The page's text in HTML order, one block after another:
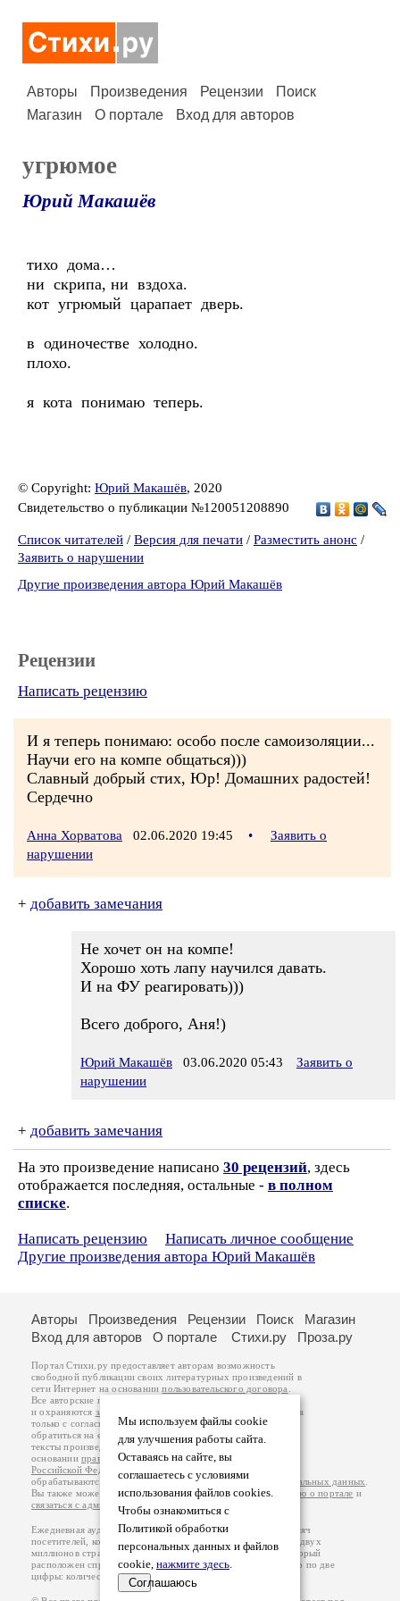
Авторы Произведения Рецензии
Поиск
Магазин
О портале Вход для авторов
угрюмое
Юрий Макашёв
тихо дома…
ни скрипа, ни вздоха.
кот угрюмый царапает дверь.
в одиночестве холодно.
плохо.
я кота понимаю теперь.
© Copyright: Юрий Макашёв, 2020
Свидетельство о публикации №120051208890
Список читателей / Версия для печати / Разместить анонс /
Заявить о нарушении
Другие произведения автора Юрий Макашёв
Рецензии
Написать рецензию
И я теперь понимаю: особо после самоизоляции...
Научи его на компе общаться)))
Славный добрый стих, Юр! Домашних радостей!
Сердечно
Анна Хорватова 02.06.2020 19:45 •
Заявить о
нарушении
+ добавить замечания
Не хочет он на компе!
Хорошо хоть лапу научился давать.
И на ФУ реагировать)))
Всего доброго, Аня!)
Юрий Макашёв 03.06.2020 05:43
Заявить о
нарушении
+ добавить замечания
На это произведение написано 30 рецензий, здесь
отображается последняя, остальные - в полном
списке.
Написать рецензию
Написать личное сообщение
Другие произведения автора Юрий Макашёв
Мы используем файлы cookie
для улучшения работы сайта.
Оставаясь на сайте, вы
соглашаетесь с условиями
использования файлов cookies.
Чтобы ознакомиться с
Политикой обработки
персональных данных и файлов
cookie, нажмите здесь.
Соглашаюсь
Авторы Произведения Рецензии Поиск
Магазин
Вход для авторов
О портале Стихи.ру Проза.ру
Портал Стихи.ру предоставляет авторам возможность
свободной публикации своих литературных произведений в
сети Интернет на основаниипользовательского договора
Все авторские права на произведения принадлежат авторам
и охраняются законом
. Перепечатка произведений возможна
только с согласия его автора, к которому вы можете
обратиться на его авторской странице. Ответственность за
тексты произведений авторы несут самостоятельно на
основанииправил публикацииизаконодательства
Российской Федерации
обрабатываются на основанииПолитики обработки персональных данных
Вы также можете посмотреть более подробнуюинформацию о портале и
связаться с администрацией
Ежедневная аудитория портала Стихи.ру – порядка 200 тысяч
посетителей, которые в общей сумме просматривают более двух
миллионов страниц по данным счетчика посещаемости, который
расположен справа от этого текста. В каждой графе указано по две
цифры: количество просмотров и количество посетителей.